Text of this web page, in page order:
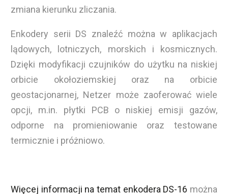
zmiana kierunku zliczania.
Enkodery serii DS znaleźć można w aplikacjach
lądowych, lotniczych, morskich i kosmicznych.
Dzięki modyfikacji czujników do użytku na niskiej
orbicie okołoziemskiej oraz na orbicie
geostacjonarnej, Netzer może zaoferować wiele
opcji, m.in. płytki PCB o niskiej emisji gazów,
odporne na promieniowanie oraz testowane
termicznie i próżniowo.
Więcej informacji na temat enkodera DS-16 można